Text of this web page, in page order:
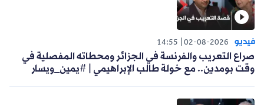
فيديو 02-08-2026
14:55
صراع التعريب والفرنسة في الجزائر ومحطاته المفصلية في
وقت بومدين.. مع خولة طالب الإبراهيمي | #يمين_ويسار